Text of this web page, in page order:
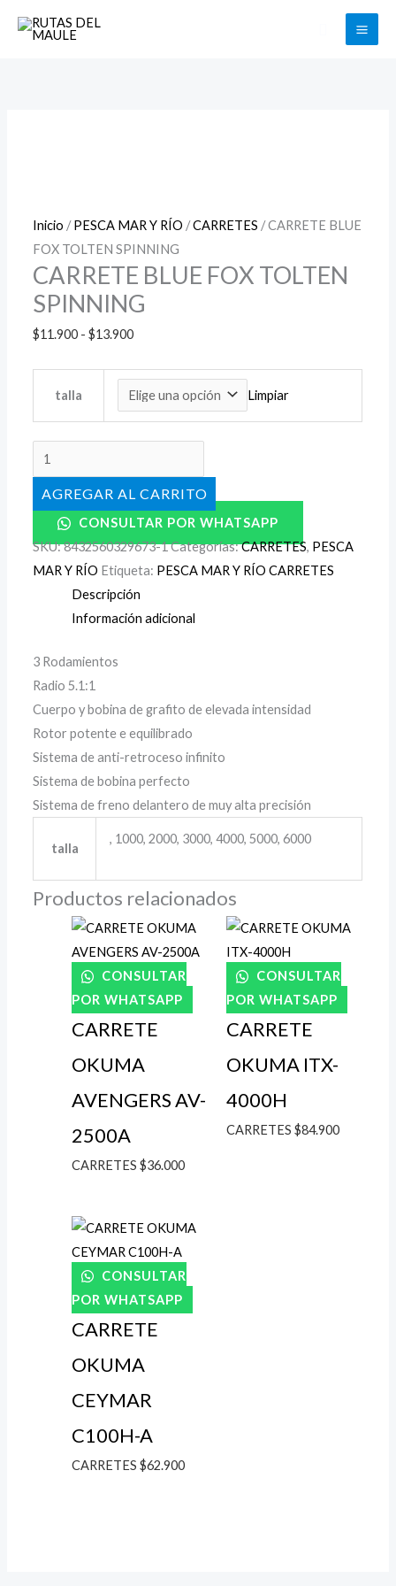
Buscar
Inicio /PESCA MAR Y RÍO /CARRETES / CARRETE BLUE
FOX TOLTEN SPINNING
CARRETE BLUE FOX TOLTEN
SPINNING
$11.900 - $13.900
talla Limpiar
AÑADIR AL CARRITO
CONSULTAR POR WHATSAPP
SKU:8432560329673-1Categorías:CARRETES, PESCA
MAR Y RÍO Etiqueta: PESCA MAR Y RÍO CARRETES
Descripción
Información adicional
3 Rodamientos
Radio 5.1:1
Cuerpo y bobina de grafito de elevada intensidad
Rotor potente e equilibrado
Sistema de anti-retroceso infinito
Sistema de bobina perfecto
Sistema de freno delantero de muy alta precisión
talla
, 1000, 2000, 3000, 4000, 5000, 6000
Productos relacionados
CONSULTAR
POR WHATSAPP
CARRETE
OKUMA
AVENGERS AV-
2500A
CARRETES $36.000
CONSULTAR
POR WHATSAPP
CARRETE
OKUMA ITX-
4000H
CARRETES $84.900
CONSULTAR
POR WHATSAPP
CARRETE
OKUMA
CEYMAR
C100H-A
CARRETES $62.900